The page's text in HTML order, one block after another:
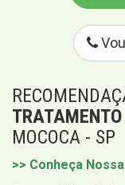
MOCOCA - SP
>> Conheça